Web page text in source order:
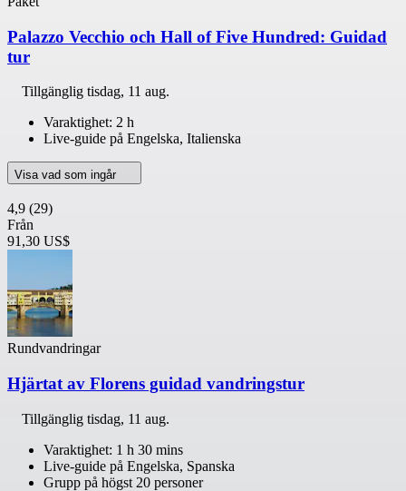
Palazzo Vecchio och Hall of Five Hundred: Guidad
tur
Tillgänglig tisdag, 11 aug.
Varaktighet: 2 h
Live-guide på Engelska, Italienska
Visa vad som ingår
4,9 (29)
Från
91,30 US$
Rundvandringar
Hjärtat av Florens guidad vandringstur
Tillgänglig tisdag, 11 aug.
Varaktighet: 1 h 30 mins
Live-guide på Engelska, Spanska
Grupp på högst 20 personer